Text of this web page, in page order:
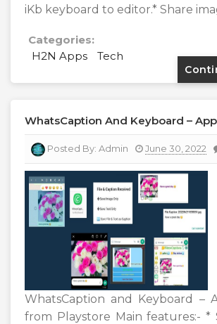
iKb keyboard to editor.* Share
Categories:
H2N Apps
Tech
WhatsCaption And Keyboard –
Posted By: Admin June 30, 2022
WhatsCaption and Keyboard –
from Playstore Main features:- *